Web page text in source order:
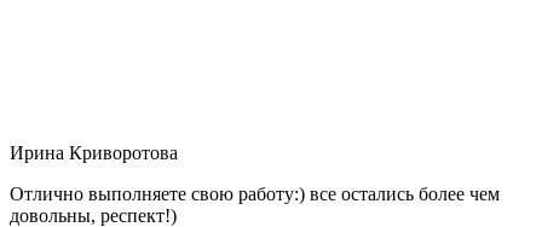
Ирина Криворотова
Отлично выполняете свою работу:) все остались более чем
довольны, респект!)